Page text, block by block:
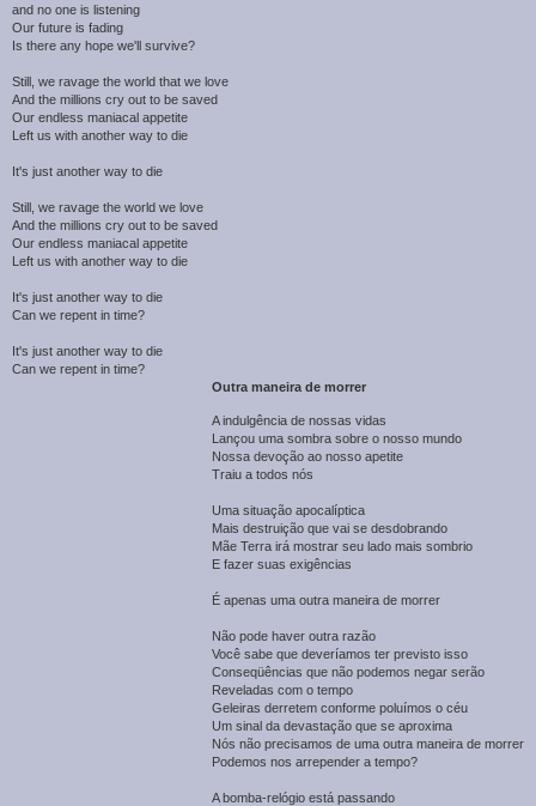
and no one is listening
Our future is fading
Is there any hope we'll survive?
Still, we ravage the world that we love
And the millions cry out to be saved
Our endless maniacal appetite
Left us with another way to die
It's just another way to die
Still, we ravage the world we love
And the millions cry out to be saved
Our endless maniacal appetite
Left us with another way to die
It's just another way to die
Can we repent in time?
It's just another way to die
Can we repent in time?
Outra maneira de morrer
A indulgência de nossas vidas
Lançou uma sombra sobre o nosso mundo
Nossa devoção ao nosso apetite
Traiu a todos nós
Uma situação apocalíptica
Mais destruição que vai se desdobrando
Mãe Terra irá mostrar seu lado mais sombrio
E fazer suas exigências
É apenas uma outra maneira de morrer
Não pode haver outra razão
Você sabe que deveríamos ter previsto isso
Conseqüências que não podemos negar serão
Reveladas com o tempo
Geleiras derretem conforme poluímos o céu
Um sinal da devastação que se aproxima
Nós não precisamos de uma outra maneira de morrer
Podemos nos arrepender a tempo?
A bomba-relógio está passando